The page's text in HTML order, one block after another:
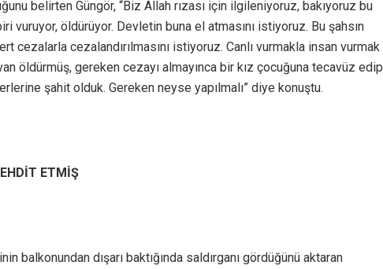
belirten Güngör, “Biz Allah rızası için ilgileniyoruz, bakıyoruz bu
vuruyor, öldürüyor. Devletin buna el atmasını istiyoruz. Bu şahsın
cezalarla cezalandırılmasını istiyoruz. Canlı vurmakla insan vurmak
öldürmüş, gereken cezayı almayınca bir kız çocuğuna tecavüz edip
şahit olduk. Gereken neyse yapılmalı” diye konuştu.
ETMİŞ
balkonundan dışarı baktığında saldırganı gördüğünü aktaran